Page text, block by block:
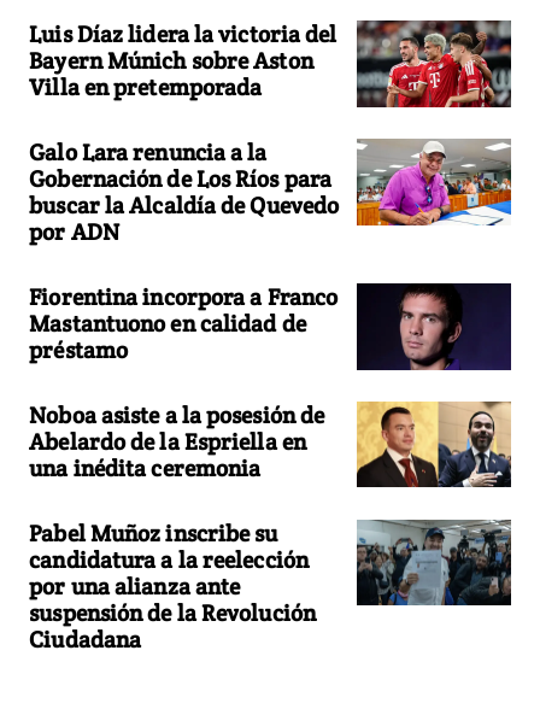
Luis Díaz lidera la victoria del
Bayern Múnich sobre Aston
Villa en pretemporada
Galo Lara renuncia a la
Gobernación de Los Ríos para
buscar la Alcaldía de Quevedo
por ADN
Fiorentina incorpora a Franco
Mastantuono en calidad de
préstamo
Noboa asiste a la posesión de
Abelardo de la Espriella en
una inédita ceremonia
Pabel Muñoz inscribe su
candidatura a la reelección
por una alianza ante
suspensión de la Revolución
Ciudadana